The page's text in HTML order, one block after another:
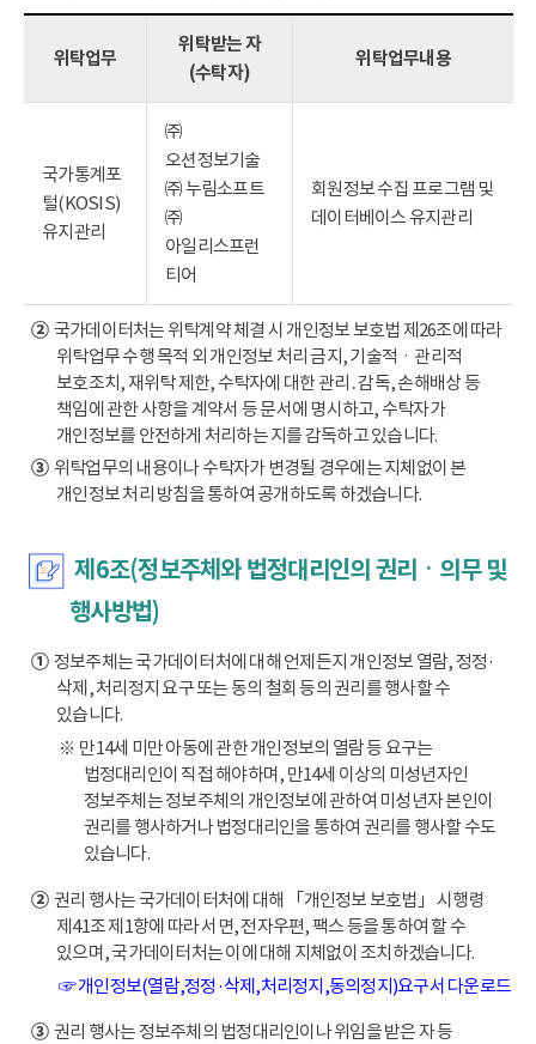
위탁업무
위탁받는 자
(수탁자)
위탁업무내용
국가통계포
털(KOSIS)
유지관리
㈜
오션정보기술
㈜ 누림소프트
㈜
아일리스프런
티어
회원정보 수집 프로그램 및
데이터베이스 유지관리
②국가데이터처는 위탁계약 체결 시 개인정보 보호법 제26조에 따라
위탁업무 수행 목적 외 개인정보 처리 금지, 기술적ㆍ관리적
보호조치, 재위탁 제한, 수탁자에 대한 관리․감독, 손해배상 등
책임에 관한 사항을 계약서 등 문서에 명시하고, 수탁자가
개인정보를 안전하게 처리하는 지를 감독하고 있습니다.
③위탁업무의 내용이나 수탁자가 변경될 경우에는 지체없이 본
개인정보 처리 방침을 통하여 공개하도록 하겠습니다.
제6조(정보주체와 법정대리인의 권리ㆍ의무 및
행사방법)
①정보주체는 국가데이터처에 대해 언제든지 개인정보 열람, 정정·
삭제, 처리정지 요구 또는 동의 철회 등의 권리를 행사할 수
있습니다.
※ 만14세 미만 아동에 관한 개인정보의 열람 등 요구는
법정대리인이 직접 해야하며, 만14세 이상의 미성년자인
정보주체는 정보주체의 개인정보에 관하여 미성년자 본인이
권리를 행사하거나 법정대리인을 통하여 권리를 행사할 수도
있습니다.
②권리 행사는 국가데이터처에 대해 「개인정보 보호법」 시행령
제41조 제1항에 따라 서면, 전자우편, 팩스 등을 통하여 할 수
있으며, 국가데이터처는 이에 대해 지체없이 조치하겠습니다.
☞ 개인정보(열람,정정·삭제,처리정지,동의정지)요구서 다운로드
③권리 행사는 정보주체의 법정대리인이나 위임을 받은 자 등